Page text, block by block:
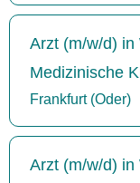
Arzt (m/w/d) in
Medizinische
Frankfurt (Oder)
Arzt (m/w/d) in